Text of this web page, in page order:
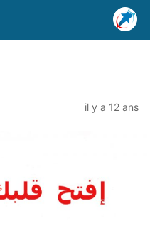
il y a 12 ans